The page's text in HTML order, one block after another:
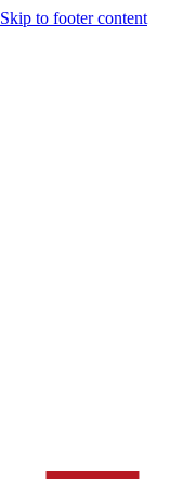
Skip to footer content